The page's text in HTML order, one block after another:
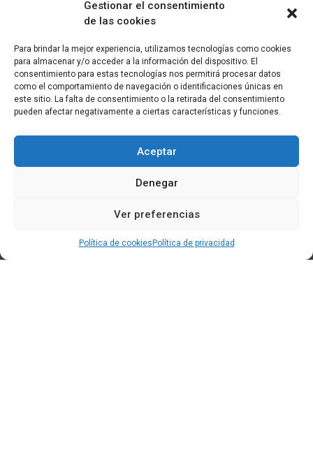
Gestionar el consentimiento
de las cookies
Para brindar la mejor experiencia, utilizamos tecnologías como cookies
para almacenar y/o acceder a la información del dispositivo. El
consentimiento para estas tecnologías nos permitirá procesar datos
como el comportamiento de navegación o identificaciones únicas en
este sitio. La falta de consentimiento o la retirada del consentimiento
pueden afectar negativamente a ciertas características y funciones.
Aceptar
Denegar
Ver preferencias
Política de cookies Política de privacidad